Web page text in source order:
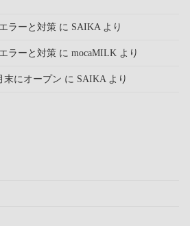
ラーと対策 に SAIKAより
ラーと対策 に mocaMILK より
にオープン に SAIKAより